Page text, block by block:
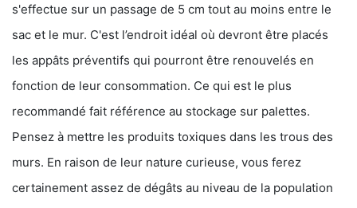
s'effectue sur un passage de 5 cm tout au moins entre le
sac et le mur. C'est l’endroit idéal où devront être placés
les appâts préventifs qui pourront être renouvelés en
fonction de leur consommation. Ce qui est le plus
recommandé fait référence au stockage sur palettes.
Pensez à mettre les produits toxiques dans les trous des
murs. En raison de leur nature curieuse, vous ferez
certainement assez de dégâts au niveau de la population